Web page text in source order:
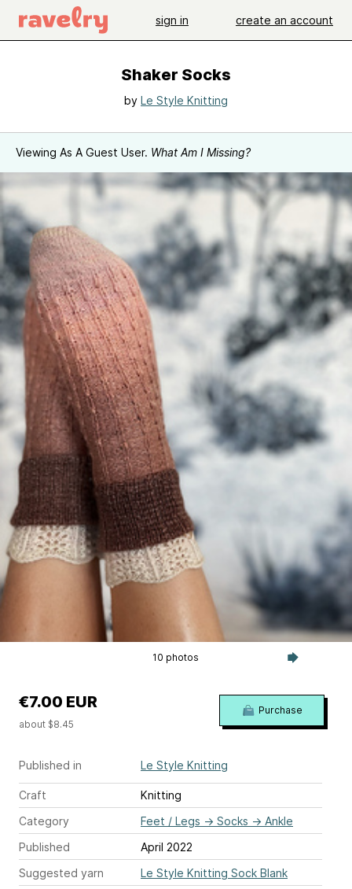
sign in create an account
Shaker Socks
by Le Style Knitting
Viewing As A Guest User. What Am I Missing?
10 photos
Published in Le Style Knitting
Craft
Knitting
Category
Feet / Legs → Socks → Ankle
Published
April 2022
Suggested yarn
Le Style Knitting Sock Blank
€7.00 EUR
about $8.45
Purchase